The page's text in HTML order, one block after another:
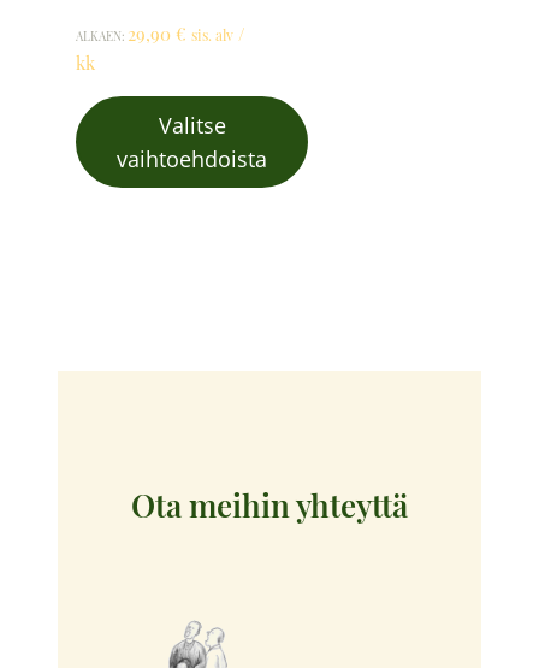
ALKAEN: 29,90 € sis. alv /
kk
Valitse
vaihtoehdoista
Voit
sivulla.Ota meihin yhteyttä